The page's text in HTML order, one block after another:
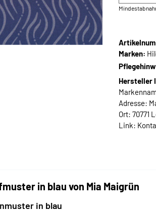
Marken:
Hersteller
Adresse:
Ort: 70771
Link:
in blau von Mia Maigrün
in blau